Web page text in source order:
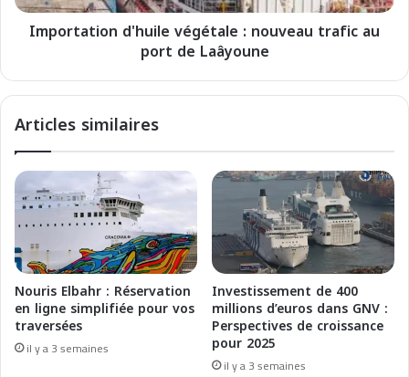
r
a
o
d
i
a
d
e
l
l
e
A
i
'
u
e
é
é
a
l
e
:
Importation d'huile végétale : nouveau trafic au
port de Laâyoune
Articles similaires
Nouris Elbahr : Réservation
en ligne simplifiée pour vos
traversées
il y a 3 semaines
Investissement de 400
millions d’euros dans GNV :
Perspectives de croissance
pour 2025
il y a 3 semaines